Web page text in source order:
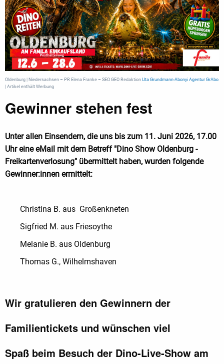
Oldenburg | Niedersachsen – PR Elena Franke – SEO GEO Redaktion Uta Grundmann-Abonyi Agentur GrAbo
| Artikel enthält Werbung
Gewinner stehen fest
Unter allen Einsendern, die uns bis zum 11. Juni 2026, 17.00
Uhr eine eMail mit dem Betreff "Dino Show Oldenburg -
Freikartenverlosung" übermittelt haben, wurden folgende
Gewinner:innen ermittelt:
Christina B. aus Großenkneten
Sigfried M. aus Friesoythe
Melanie B. aus Oldenburg
Thomas G., Wilhelmshaven
Wir gratulieren den Gewinnern der
Familientickets und wünschen viel
Spaß beim Besuch der Dino-Live-Show am